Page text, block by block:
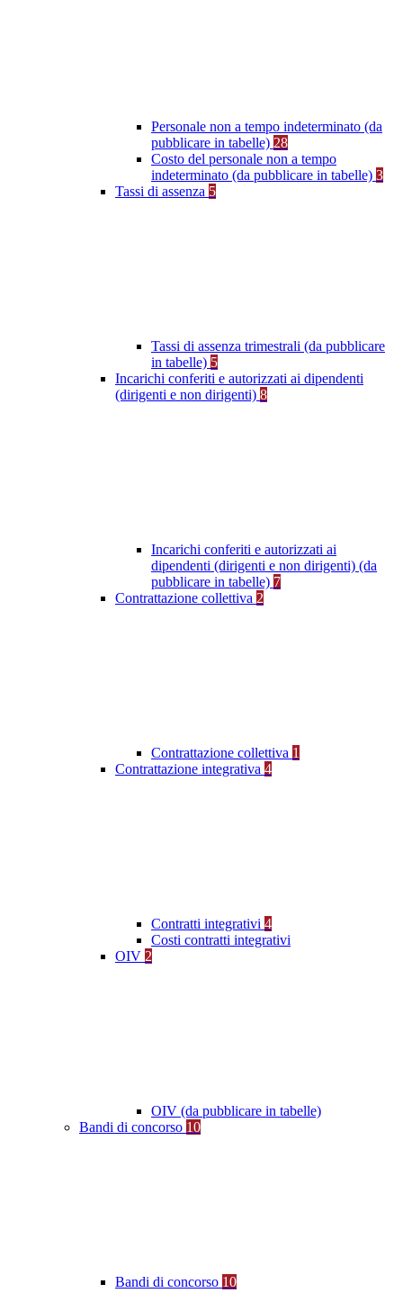
Personale non a tempo indeterminato (da
pubblicare in tabelle) 28
Costo del personale non a tempo
indeterminato (da pubblicare in tabelle) 3
Tassi di assenza 5
Tassi di assenza trimestrali (da pubblicare
in tabelle) 5
Incarichi conferiti e autorizzati ai dipendenti
(dirigenti e non dirigenti) 8
Incarichi conferiti e autorizzati ai
dipendenti (dirigenti e non dirigenti) (da
pubblicare in tabelle) 7
Contrattazione collettiva 2
Contrattazione collettiva 1
Contrattazione integrativa 4
Contratti integrativi 4
Costi contratti integrativi
OIV 2
OIV (da pubblicare in tabelle)
Bandi di concorso 10
Bandi di concorso 10